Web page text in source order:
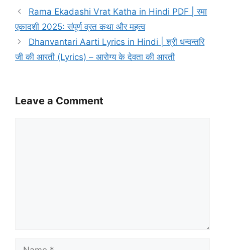
Rama Ekadashi Vrat Katha in Hindi PDF | रमा
एकादशी 2025: संपूर्ण व्रत कथा और महत्व
Dhanvantari Aarti Lyrics in Hindi | श्री धन्वन्तरि
जी की आरती (Lyrics) – आरोग्य के देवता की आरती
Leave a Comment
Name